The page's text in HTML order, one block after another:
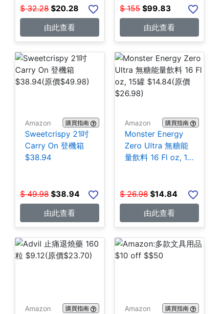
$ 32.28 $20.28
由此查看
$ 155 $99.83
由此查看
Amazon 購買指南
Sweetcrispy 21吋
Carry On 登機箱
$38.94
$ 49.98 $38.94
由此查看
Amazon 購買指南
Monster Energy
Zero Ultra 無糖能
量飲料 16 Fl oz, 15
$ 26.98 $14.84
由此查看
Amazon 購買指南 Amazon 購買指南